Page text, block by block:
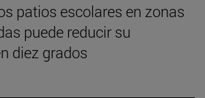
patios escolares en zonas
puede reducir su
diez grados